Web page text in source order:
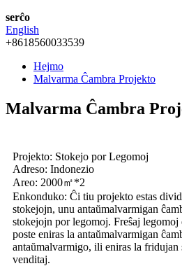
serĉo
English
+8618560033539
Hejmo
Malvarma Ĉambra Projekto
Malvarma Ĉambra
Projekto: Stokejo por Legomoj
Adreso: Indonezio
Areo: 2000㎡*2
Enkonduko: Ĉi tiu projekto estas
stokejojn, unu antaŭmalvarmigan
stokejojn por legomoj. Freŝaj legomoj
poste eniras la antaŭmalvarmigan
antaŭmalvarmigo, ili eniras la fridujan
venditaj.